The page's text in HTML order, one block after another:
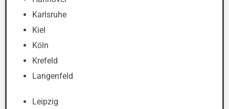
Karlsruhe
Kiel
Köln
Krefeld
Langenfeld
Leipzig